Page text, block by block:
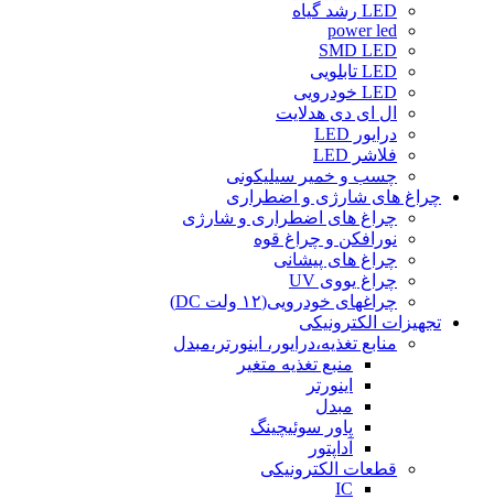
LED رشد گیاه
power led
SMD LED
LED تابلویی
LED خودرویی
ال ای دی هدلایت
درایور LED
فلاشر LED
چسب و خمیر سیلیکونی
چراغ های شارژی و اضطراری
چراغ های اضطراری و شارژی
نورافکن و چراغ قوه
چراغ های پیشانی
چراغ یووی UV
چراغهای خودرویی(۱۲ ولت DC)
تجهیزات الکترونیکی
منابع تغذیه،درایور، اینورتر،مبدل
منبع تغذیه متغیر
اینورتر
مبدل
پاور سوئیچینگ
آداپتور
قطعات الکترونیکی
IC